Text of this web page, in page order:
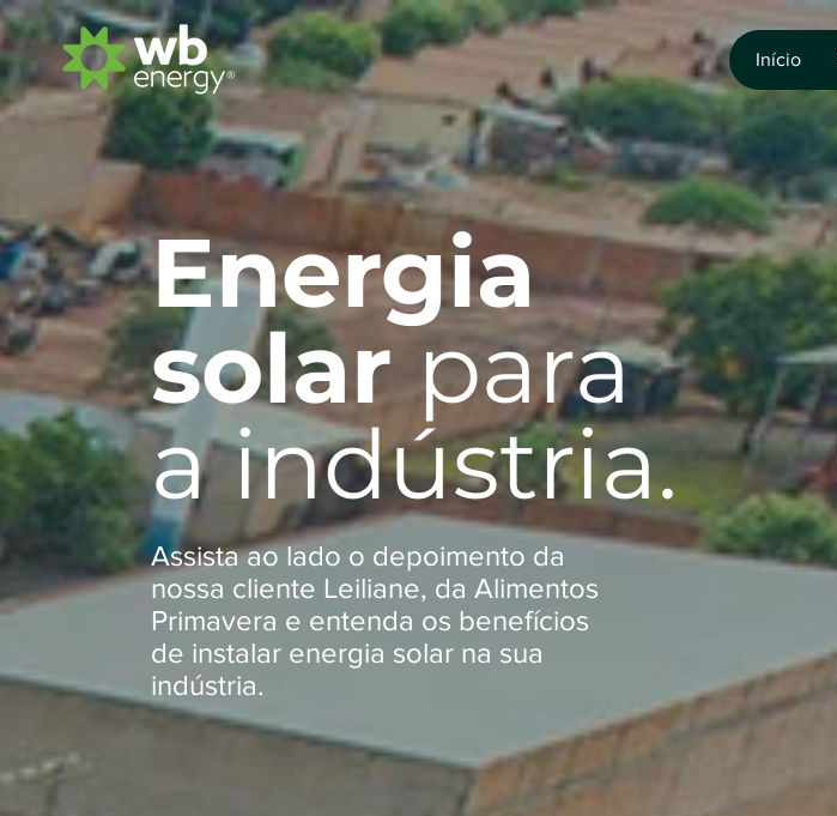
Início
Energia
solarpara
a indústria.
Assista ao lado o depoimento da
nossa cliente Leiliane, da Alimentos
Primavera e entenda os benefícios
de instalar energia solar na sua
indústria.